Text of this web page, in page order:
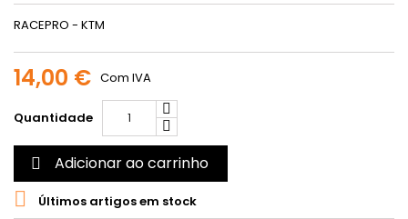
RACEPRO - KTM
14,00 € Com IVA
Quantidade
 Adicionar ao carrinho
 Últimos artigos em stock